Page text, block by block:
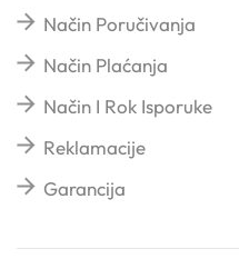
Način Poručivanja
Način Plaćanja
Način I Rok Isporuke
Reklamacije
Garancija